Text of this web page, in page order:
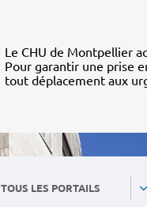
Le CHU de Montpellier
Pour garantir une prise
tout déplacement aux
TOUS LES PORTAILS